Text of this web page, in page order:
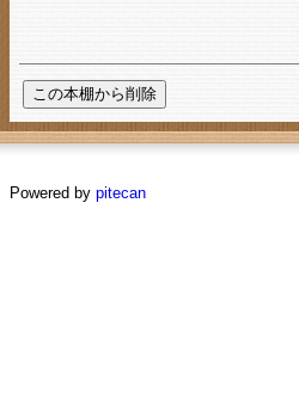
Powered by pitecan